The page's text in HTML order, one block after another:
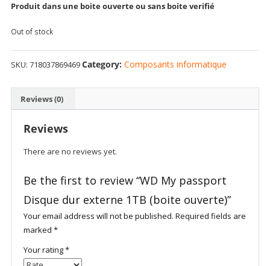
Produit dans une boite ouverte ou sans boite verifié
Out of stock
SKU: 718037869469Category: Composants informatique
Reviews (0)
Reviews
There are no reviews yet.
Be the first to review “WD My passport
Disque dur externe 1TB (boite ouverte)”
Your email address will not be published. Required fields are
marked *
Your rating*